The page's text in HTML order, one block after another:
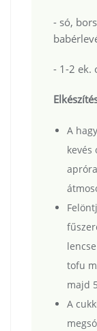
- só,
- 1-2 ek.
A
kevés
tofu
majd
A